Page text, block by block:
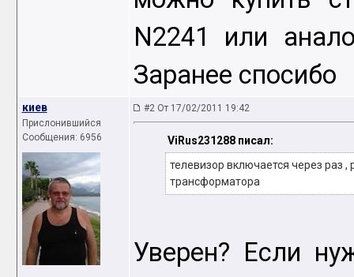
N2241 или
Заранее спосибо
киев
Прислонившийся
Сообщения: 6956
#2 От 17/02/2011 19:42
ViRus231288 писал:
телевизор включается через раз ,
трансформатора
Уверен? Если